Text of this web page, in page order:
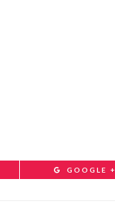
GOOGLE +